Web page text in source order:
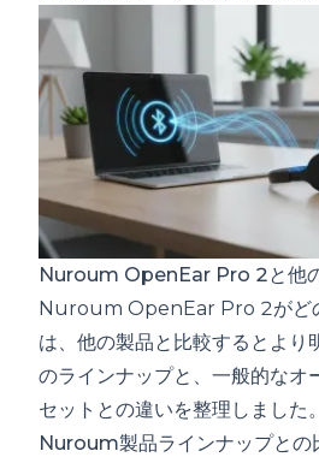
Nuroum OpenEar Pro 2と他
Nuroum OpenEar Pro 2がど
は、他の製品と比較するとより
のラインナップと、一般的なオ
セットとの違いを整理しました。
Nuroum製品ラインナップとの